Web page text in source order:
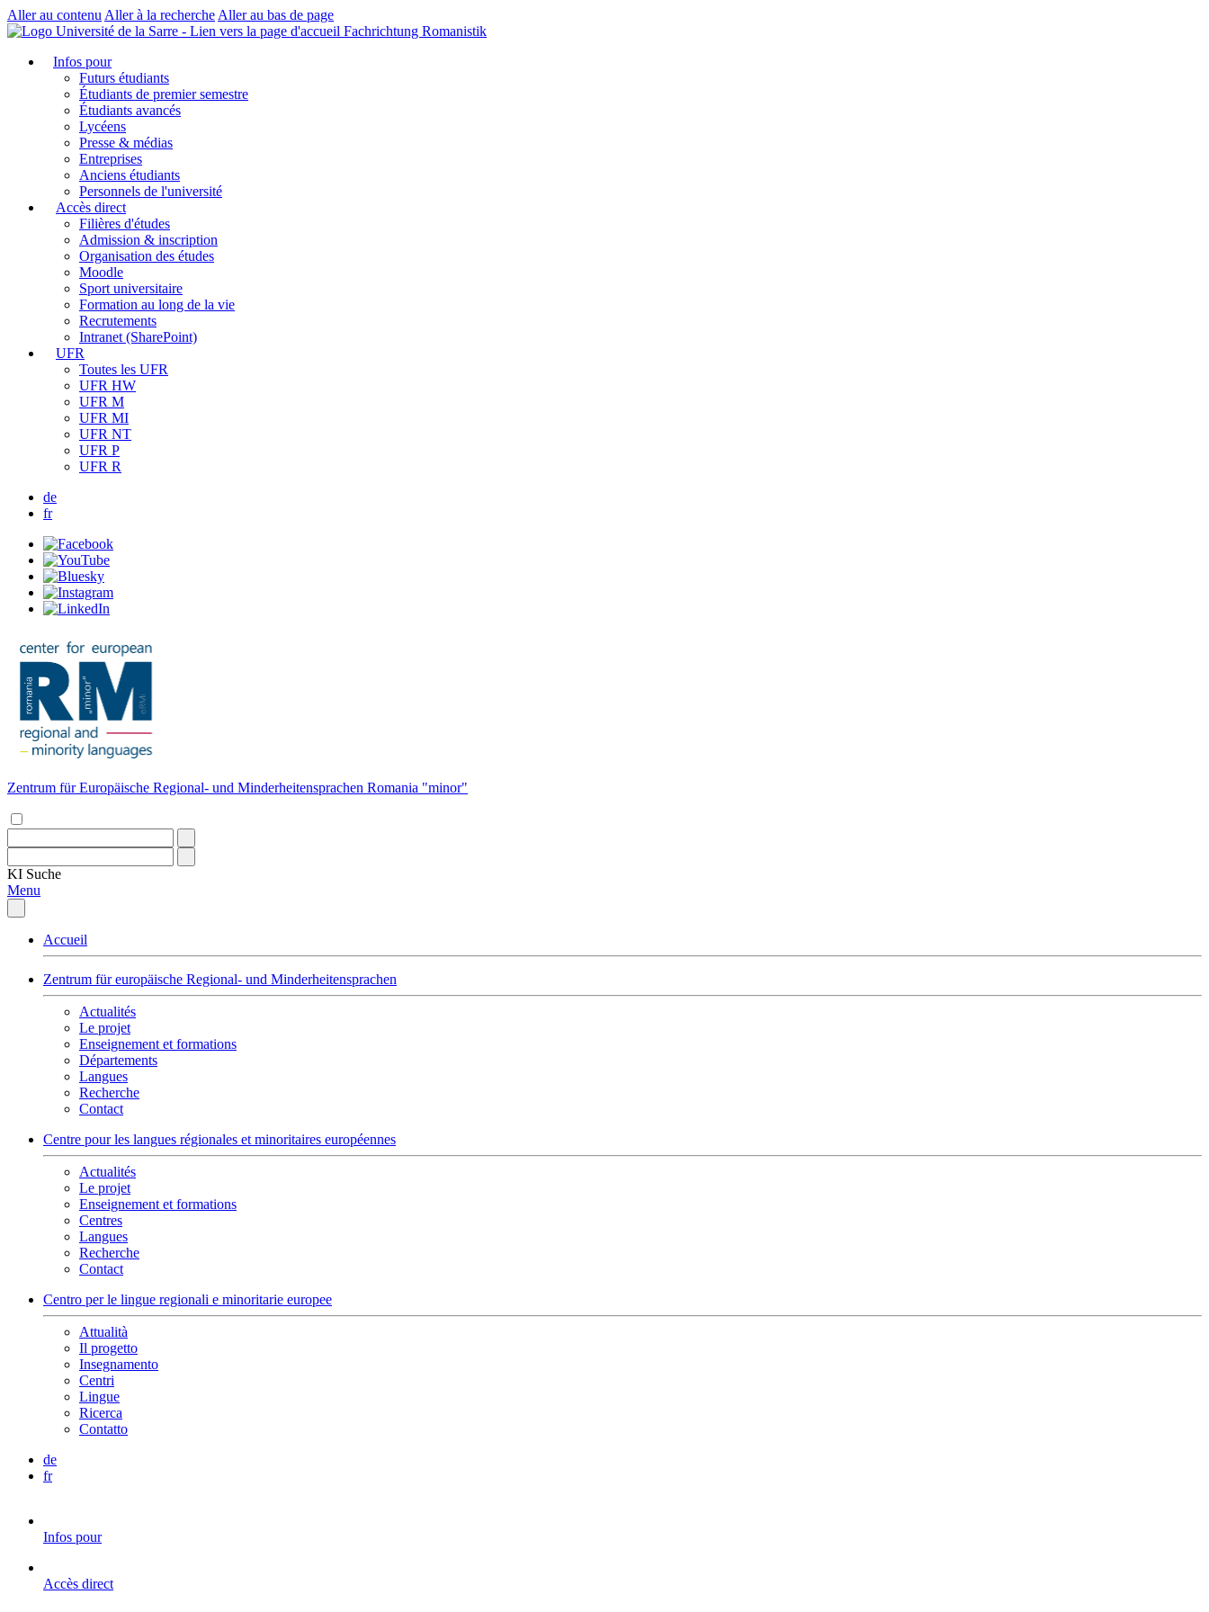
Aller au contenu Aller à la recherche Aller au bas de page
Fachrichtung Romanistik
Infos pour
Futurs étudiants
Étudiants de premier semestre
Étudiants avancés
Lycéens
Presse & médias
Entreprises
Anciens étudiants
Personnels de l'université
Accès direct
Filières d'études
Admission & inscription
Organisation des études
Moodle
Sport universitaire
Formation au long de la vie
Recrutements
Intranet (SharePoint)
UFR
Toutes les UFR
UFR HW
UFR M
UFR MI
UFR NT
UFR P
UFR R
de
fr
Zentrum für Europäische Regional- und Minderheitensprachen Romania "minor"
KI Suche
Menu
Accueil
Zentrum für europäische Regional- und Minderheitensprachen
Actualités
Le projet
Enseignement et formations
Départements
Langues
Recherche
Contact
Centre pour les langues régionales et minoritaires européennes
Actualités
Le projet
Enseignement et formations
Centres
Langues
Recherche
Contact
Centro per le lingue regionali e minoritarie europee
Attualità
Il progetto
Insegnamento
Centri
Lingue
Ricerca
Contatto
de
fr
Infos pour
Accès direct